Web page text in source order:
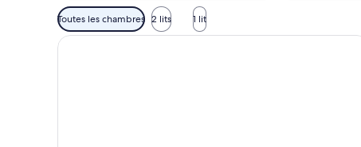
Filtres
disponibles
pour
Toutes les chambres 2 lits 1 lit